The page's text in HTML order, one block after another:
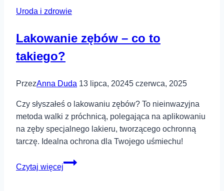
odpowiedni
Uroda i zdrowie
Lakowanie zębów – co to
takiego?
PrzezAnna Duda 13 lipca, 20245 czerwca, 2025
Czy słyszałeś o lakowaniu zębów? To nieinwazyjna
metoda walki z próchnicą, polegająca na aplikowaniu
na zęby specjalnego lakieru, tworzącego ochronną
tarczę. Idealna ochrona dla Twojego uśmiechu!
Czytaj więcej
Lakowanie